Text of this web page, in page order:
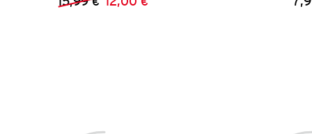
Vorheriger Preis:
Neuer Preis: